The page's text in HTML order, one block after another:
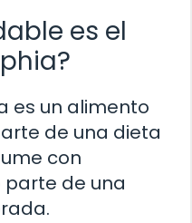
es el
es un alimento
de una dieta
con
de una